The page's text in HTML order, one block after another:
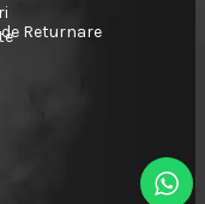
Returnare